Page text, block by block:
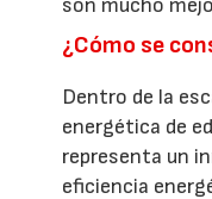
son mucho
¿Cómo se
Dentro de la
energética de
representa un
eficiencia